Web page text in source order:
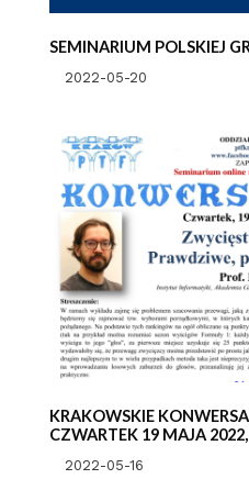
SEMINARIUM POLSKIEJ
2022-05-20
KRAKOWSKIE
CZWARTEK 19 MAJA
2022-05-16